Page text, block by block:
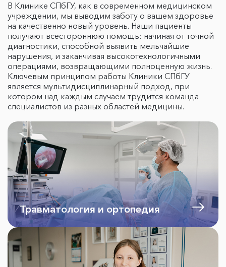
В Клинике СПбГУ, как в современном медицинском
учреждении, мы выводим заботу о вашем здоровье
на качественно новый уровень. Наши пациенты
получают всестороннюю помощь: начиная от точной
диагностики, способной выявить мельчайшие
нарушения, и заканчивая высокотехнологичными
операциями, возвращающими полноценную жизнь.
Ключевым принципом работы Клиники СПбГУ
является мультидисциплинарный подход, при
котором над каждым случаем трудится команда
специалистов из разных областей медицины.
Травматология и ортопедия